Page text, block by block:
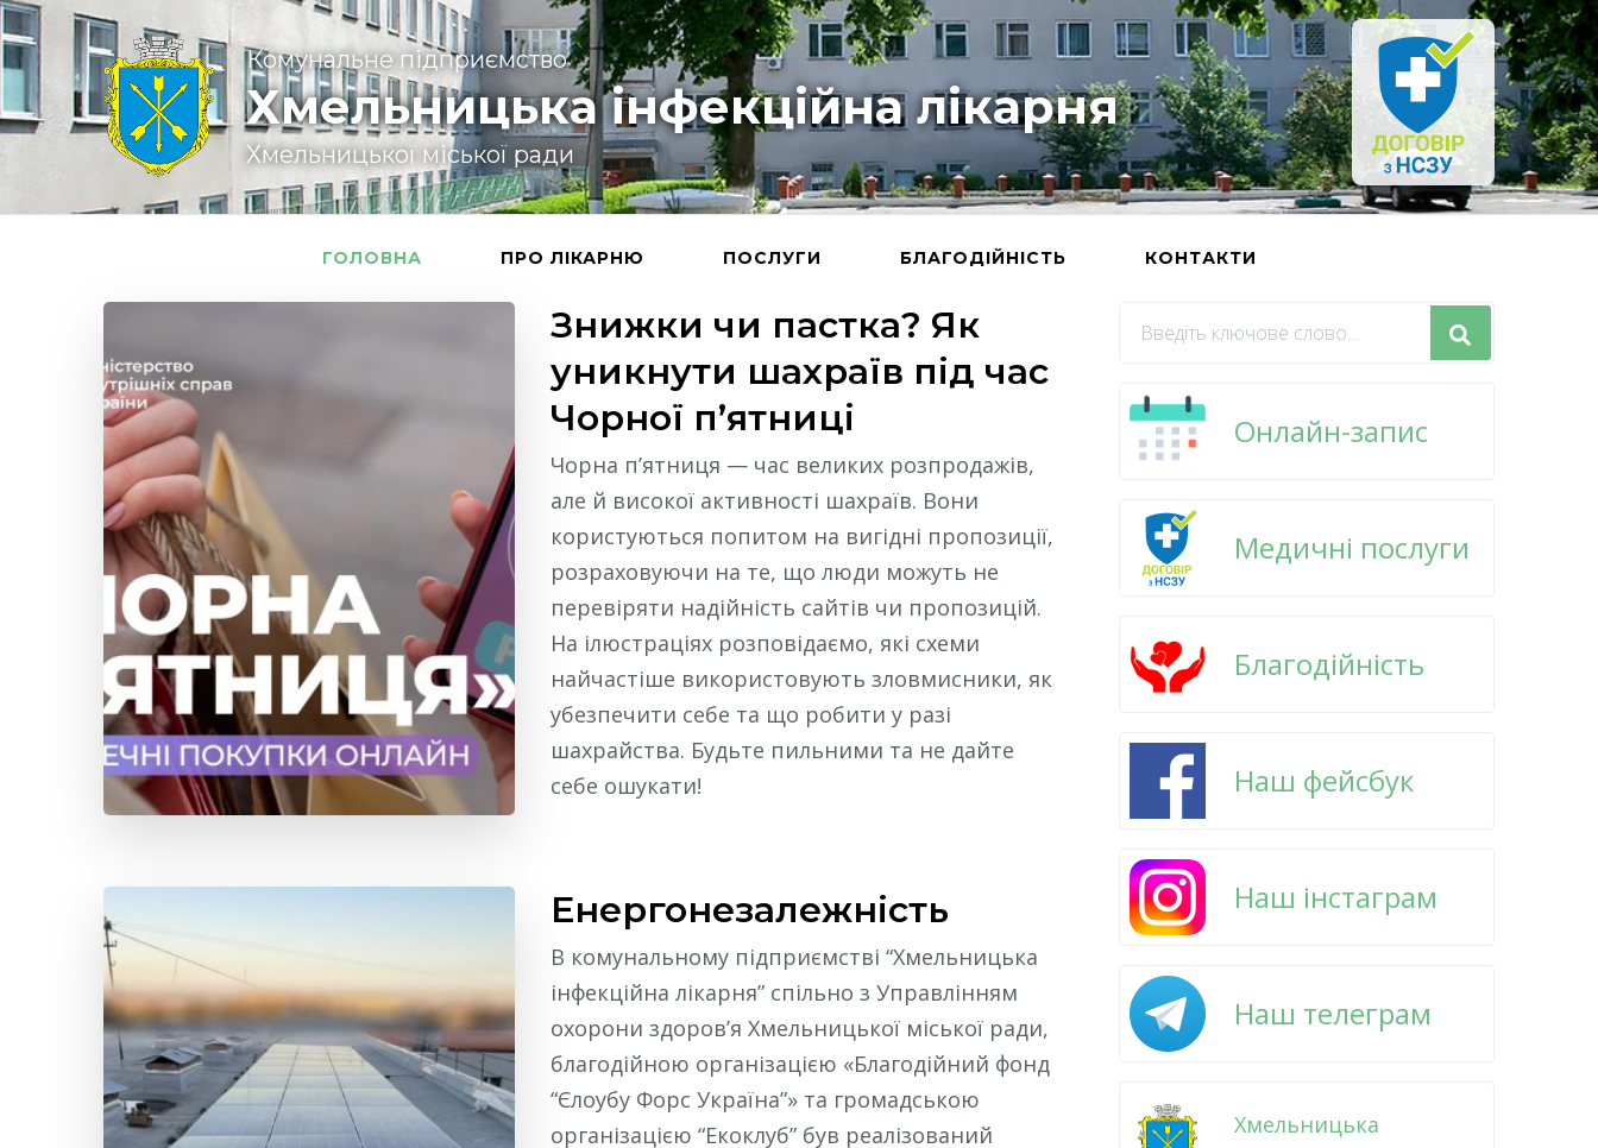
Комунальне підприємство
Хмельницька інфекційна лікарня
Хмельницької міської ради
ГОЛОВНА ПРО ЛІКАРНЮ ПОСЛУГИ БЛАГОДІЙНІСТЬ КОНТАКТИ
Знижки чи пастка? Як
уникнути шахраїв під час
Чорної пʼятниці
Чорна п’ятниця — час великих розпродажів,
але й високої активності шахраїв. Вони
користуються попитом на вигідні пропозиції,
розраховуючи на те, що люди можуть не
перевіряти надійність сайтів чи пропозицій.
На ілюстраціях розповідаємо, які схеми
найчастіше використовують зловмисники, як
убезпечити себе та що робити у разі
шахрайства. Будьте пильними та не дайте
себе ошукати!
Енергонезалежність
В комунальному підприємстві “Хмельницька
інфекційна лікарня” спільно з Управлінням
охорони здоров’я Хмельницької міської ради,
благодійною організацією «Благодійний фонд
“Єлоубу Форс Україна”» та громадською
організацією “Екоклуб” був реалізований
Шукаєте
Онлайн-запис
Медичні послуги
Благодійність
Наш фейсбук
Наш інстаграм
Наш телеграм
Хмельницька